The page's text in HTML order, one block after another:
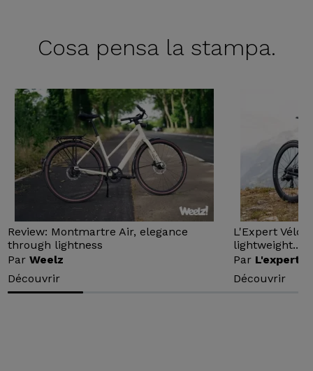
Cosa pensala stampa.
Review: Montmartre Air, elegance
through lightness
ParWeelz
Découvrir
L'Expert Vélo
lightweight...
Par L'expert
Découvrir